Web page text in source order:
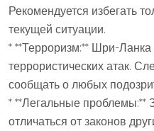
Рекомендуется избегать
текущей ситуации.
* **Терроризм:** Шри-
террористических атак.
сообщать о любых
* **Легальные
отличаться от законов